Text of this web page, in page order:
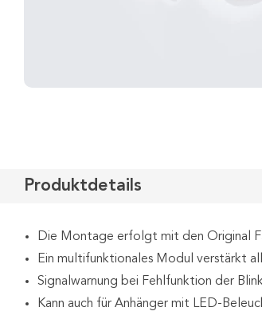
Produktdetails
Die Montage erfolgt mit den Original
Ein multifunktionales Modul verstärkt
Signalwarnung bei Fehlfunktion der
Kann auch für Anhänger mit LED-